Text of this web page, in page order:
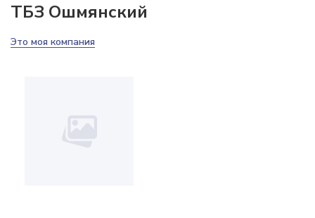
ТБЗ Ошмянский
Это моя компания